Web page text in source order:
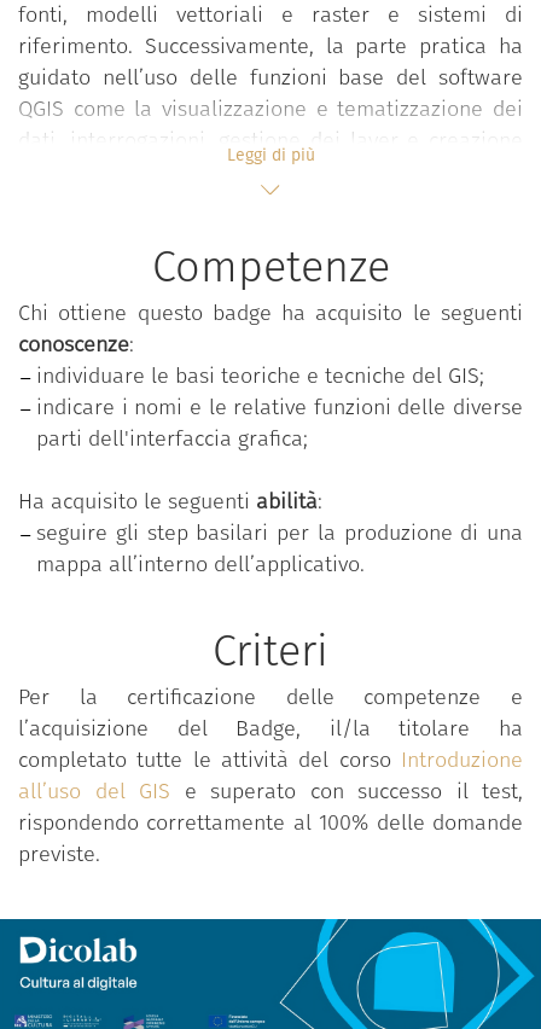
fonti, modelli vettoriali e raster e sistemi di
riferimento. Successivamente, la parte pratica ha
guidato nell’uso delle funzioni base del software
QGIS come la visualizzazione e tematizzazione dei
dati, interrogazioni, gestione dei layer e creazione
di mappe tematiche e impaginazione in layout di
stampa. Il corso ha fornito le competenze di base
territoriale e documentazione.
Il corso è parte dell'offerta formativaDicolab.
Cultura al digitale
, un'iniziativa del Ministero della
Cultura, Digital Library, Scuola nazionale del
patrimonio e delle attività culturali, finanziato da
Next generation EU.
FORMATO: corso multimediale
MODALITÀ DI EROGAZIONE: online
SEDE DEL CORSO: fad.fondazionescuolapatrimonio.it
LINGUA DI EROGAZIONE: Italiano
Leggi di più
Competenze
Chi ottiene questo badge ha acquisito le seguenti
conoscenze:
individuare le basi teoriche e tecniche del GIS;
indicare i nomi e le relative funzioni delle diverse
parti dell'interfaccia grafica;
Ha acquisito le seguenti abilità:
seguire gli step basilari per la produzione di una
mappa all’interno dell’applicativo.
Criteri
Per la certificazione delle competenze e
l’acquisizione del Badge, il/la titolare ha
completato tutte le attività del corso Introduzione
all’uso del GIS e superato con successo il test,
rispondendo correttamente al 100% delle domande
previste.